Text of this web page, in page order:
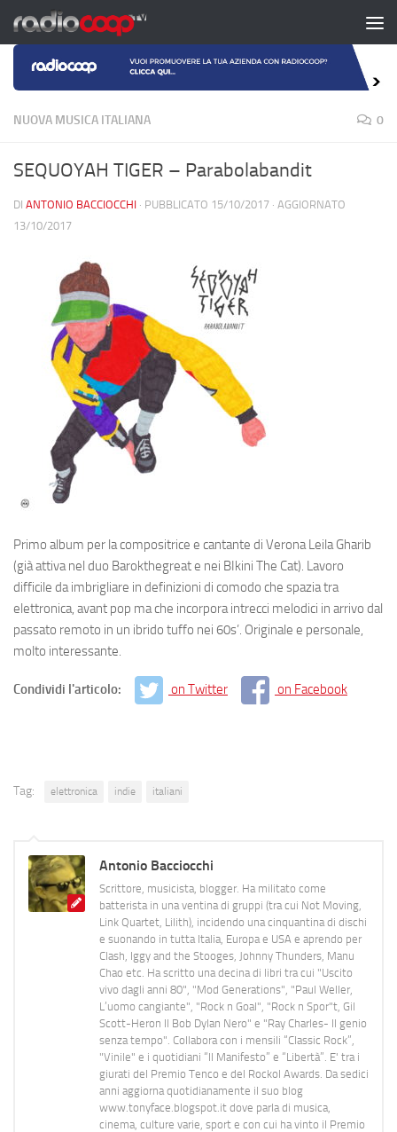
Salta al contenuto
NUOVA MUSICA ITALIANA 0
SEQUOYAH TIGER – Parabolabandit
DI ANTONIO BACCIOCCHI · PUBBLICATO 15/10/2017 · AGGIORNATO
13/10/2017
Primo album per la compositrice e cantante di Verona Leila Gharib
(già attiva nel duo Barokthegreat e nei BIkini The Cat). Lavoro
difficile da imbrigliare in definizioni di comodo che spazia tra
elettronica, avant pop ma che incorpora intrecci melodici in arrivo dal
passato remoto in un ibrido tuffo nei 60s’. Originale e personale,
molto interessante.
Condividi l'articolo: on Twitter on Facebook
Tag: elettronica indie italiani
Antonio Bacciocchi
Scrittore, musicista, blogger. Ha militato come
batterista in una ventina di gruppi (tra cui Not Moving,
Link Quartet, Lilith), incidendo una cinquantina di dischi
e suonando in tutta Italia, Europa e USA e aprendo per
Clash, Iggy and the Stooges, Johnny Thunders, Manu
Chao etc. Ha scritto una decina di libri tra cui "Uscito
vivo dagli anni 80", "Mod Generations", "Paul Weller,
L’uomo cangiante", "Rock n Goal", "Rock n Spor"t, Gil
Scott-Heron Il Bob Dylan Nero" e "Ray Charles- Il genio
senza tempo". Collabora con i mensili “Classic Rock”,
"Vinile" e i quotidiani “Il Manifesto” e “Libertà”. E' tra i
giurati del Premio Tenco e del Rockol Awards. Da sedici
anni aggiorna quotidianamente il suo blog
www.tonyface.blogspot.it dove parla di musica,
cinema, culture varie, sport e con cui ha vinto il Premio